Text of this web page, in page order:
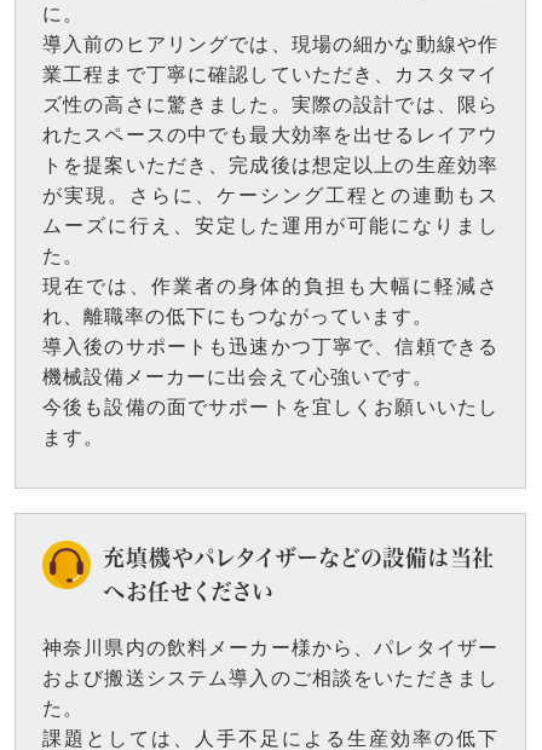
に。
導入前のヒアリングでは、現場の細かな動線や作
業工程まで丁寧に確認していただき、カスタマイ
ズ性の高さに驚きました。実際の設計では、限ら
れたスペースの中でも最大効率を出せるレイアウ
トを提案いただき、完成後は想定以上の生産効率
が実現。さらに、ケーシング工程との連動もス
ムーズに行え、安定した運用が可能になりまし
た。
現在では、作業者の身体的負担も大幅に軽減さ
れ、離職率の低下にもつながっています。
導入後のサポートも迅速かつ丁寧で、信頼できる
機械設備メーカーに出会えて心強いです。
今後も設備の面でサポートを宜しくお願いいたし
ます。
充填機やパレタイザーなどの設備は当社
へお任せください
神奈川県内の飲料メーカー様から、パレタイザー
および搬送システム導入のご相談をいただきまし
た。
課題としては、人手不足による生産効率の低下